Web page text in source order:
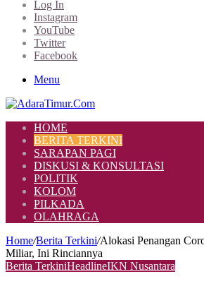
Log In
Instagram
YouTube
Twitter
Facebook
Menu
HOME
BERITA TERKINI
SARAPAN PAGI
DISKUSI & KONSULTASI
POLITIK
KOLOM
PILKADA
OLAHRAGA
Home/Berita Terkini/Alokasi Penangan
Miliar, Ini Rinciannya
Berita TerkiniHeadlineIKN Nusantara